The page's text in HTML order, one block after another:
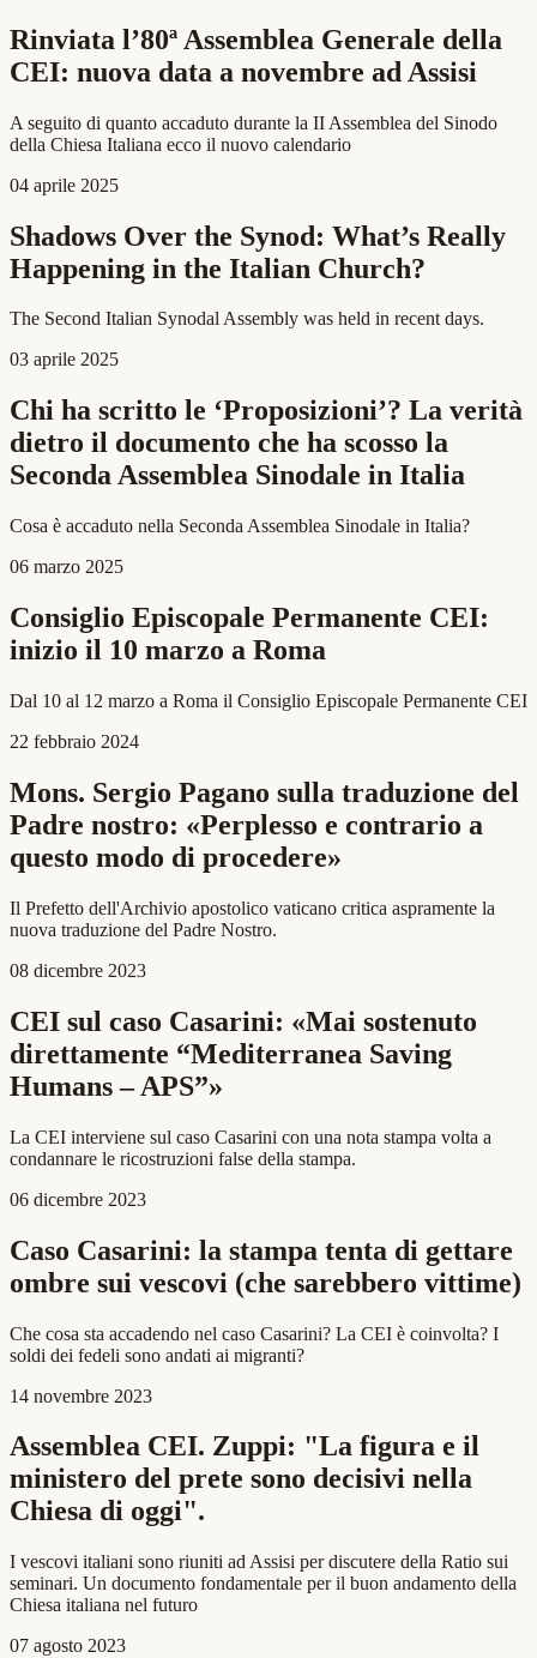
Rinviata l’80ª Assemblea Generale della
CEI: nuova data a novembre ad Assisi
A seguito di quanto accaduto durante la II Assemblea del Sinodo
della Chiesa Italiana ecco il nuovo calendario
04 aprile 2025
Shadows Over the Synod: What’s Really
Happening in the Italian Church?
The Second Italian Synodal Assembly was held in recent days.
03 aprile 2025
Chi ha scritto le ‘Proposizioni’? La verità
dietro il documento che ha scosso la
Seconda Assemblea Sinodale in Italia
Cosa è accaduto nella Seconda Assemblea Sinodale in Italia?
06 marzo 2025
Consiglio Episcopale Permanente CEI:
inizio il 10 marzo a Roma
Dal 10 al 12 marzo a Roma il Consiglio Episcopale Permanente CEI
22 febbraio 2024
Mons. Sergio Pagano sulla traduzione del
Padre nostro: «Perplesso e contrario a
questo modo di procedere»
Il Prefetto dell'Archivio apostolico vaticano critica aspramente la
nuova traduzione del Padre Nostro.
08 dicembre 2023
CEI sul caso Casarini: «Mai sostenuto
direttamente “Mediterranea Saving
Humans – APS”»
La CEI interviene sul caso Casarini con una nota stampa volta a
condannare le ricostruzioni false della stampa.
06 dicembre 2023
Caso Casarini: la stampa tenta di gettare
ombre sui vescovi (che sarebbero vittime)
Che cosa sta accadendo nel caso Casarini? La CEI è coinvolta? I
soldi dei fedeli sono andati ai migranti?
14 novembre 2023
Assemblea CEI. Zuppi: "La figura e il
ministero del prete sono decisivi nella
Chiesa di oggi".
I vescovi italiani sono riuniti ad Assisi per discutere della Ratio sui
seminari. Un documento fondamentale per il buon andamento della
Chiesa italiana nel futuro
07 agosto 2023